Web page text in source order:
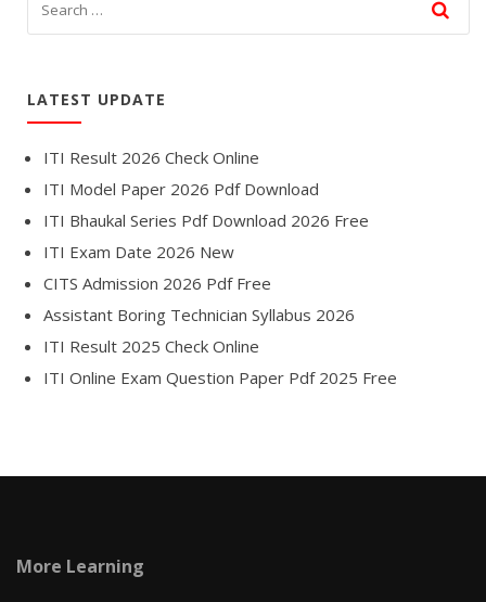
LATEST UPDATE
ITI Result 2026 Check Online
ITI Model Paper 2026 Pdf Download
ITI Bhaukal Series Pdf Download 2026 Free
ITI Exam Date 2026 New
CITS Admission 2026 Pdf Free
Assistant Boring Technician Syllabus 2026
ITI Result 2025 Check Online
ITI Online Exam Question Paper Pdf 2025 Free
More Learning